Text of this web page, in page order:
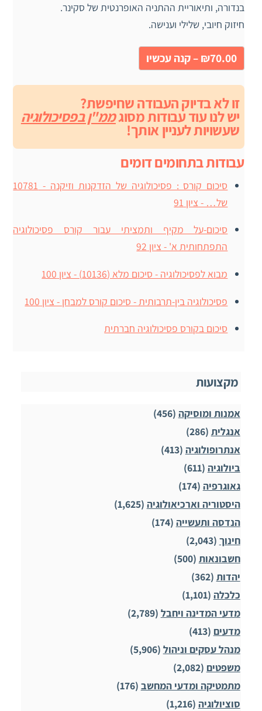
בנדורה, ותיאוריית ההתניה האופרנטית של סקינר.
חיזוק חיובי, שלילי וענישה.
₪70.00 – קנה עכשיו
זו לא בדיוק העבודה שחיפשת?
יש לנו עוד עבודות מסוגממ"ן בפסיכולוגיה
שעשויות לעניין אותך!
עבודות בתחומים דומים
סיכום קורס : פסיכולוגיה של הזדקנות וזיקנה - 10781
של… - ציון 91
סיכום-על מקיף ותמציתי עבור קורס פסיכולוגיה
התפתחותית א' - ציון 92
מבוא לפסיכולוגיה - סיכום מלא (10136) - ציון 100
פסיכולוגיה בין-תרבותית - סיכום קורס למבחן - ציון 100
סיכום בקורס פסיכולוגיה חברתית
מקצועות
אמנות ומוסיקה (456)
אנגלית (286)
אנתרופולוגיה (413)
ביולוגיה (611)
גאוגרפיה (174)
היסטוריה וארכיאולוגיה (1,625)
הנדסה ותעשייה (174)
חינוך (2,043)
חשבונאות (500)
יהדות (362)
כלכלה (1,101)
מדעי המדינה ויחבל (2,789)
מדעים (413)
מנהל עסקים וניהול (5,906)
משפטים (2,082)
מתמטיקה ומדעי המחשב (176)
סוציולוגיה (1,216)